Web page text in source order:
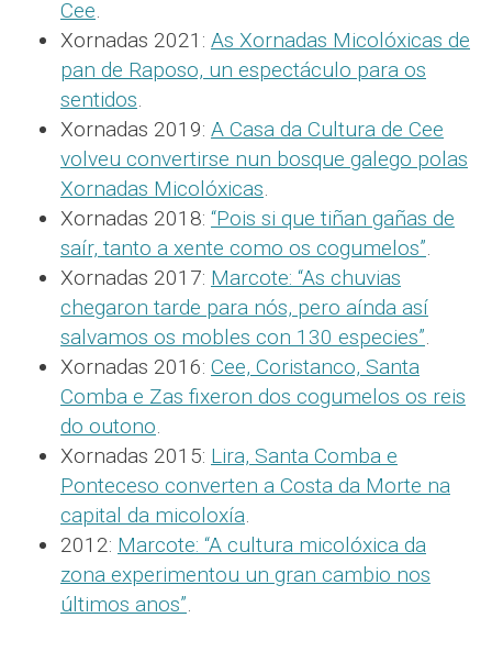
Cee.
Xornadas 2021: As Xornadas Micolóxicas de
pan de Raposo, un espectáculo para os
sentidos.
Xornadas 2019: A Casa da Cultura de Cee
volveu convertirse nun bosque galego polas
Xornadas Micolóxicas.
Xornadas 2018: “Pois si que tiñan gañas de
saír, tanto a xente como os cogumelos”.
Xornadas 2017: Marcote: “As chuvias
chegaron tarde para nós, pero aínda así
salvamos os mobles con 130 especies”.
Xornadas 2016: Cee, Coristanco, Santa
Comba e Zas fixeron dos cogumelos os reis
do outono.
Xornadas 2015: Lira, Santa Comba e
Ponteceso converten a Costa da Morte na
capital da micoloxía.
2012: Marcote: “A cultura micolóxica da
zona experimentou un gran cambio nos
últimos anos”.